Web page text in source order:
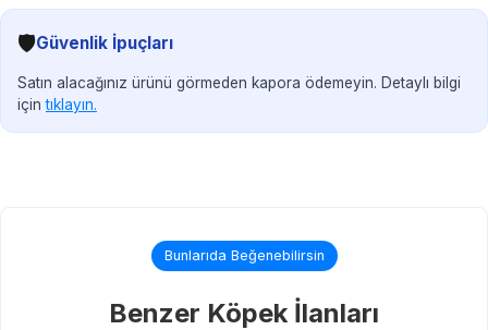
🛡️Güvenlik İpuçları
Satın alacağınız ürünü görmeden kapora ödemeyin. Detaylı bilgi
içintıklayın.
Bunlarıda Beğenebilirsin
Benzer Köpek İlanları